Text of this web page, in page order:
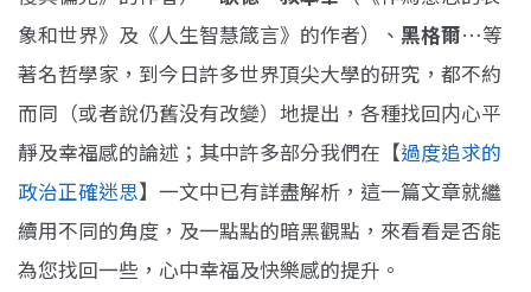
象和世界》及《人生智慧箴言》的作者）、 黑格爾…等
著名哲學家，到今日許多世界頂尖大學的研究，都不約
而同（或者說仍舊没有改變）地提出，各種找回内心平
靜及幸福感的論述；其中許多部分我們在【過度追求的
政治正確迷思】一文中已有詳盡解析，這一篇文章就繼
續用不同的角度，及一點點的暗黑觀點，來看看是否能
為您找回一些，心中幸福及快樂感的提升。